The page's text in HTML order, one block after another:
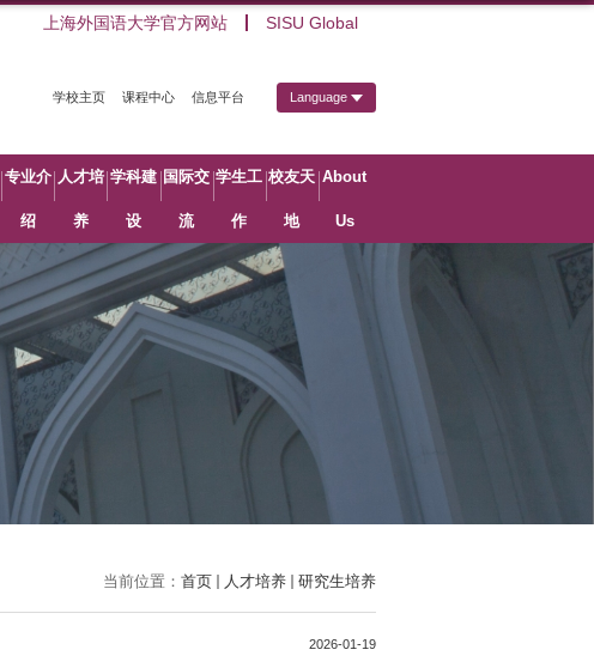
上海外国语大学官方网站 SISU Global
学校主页 课程中心 信息平台 Language
专业介
绍
人才培
养
学科建
设
国际交
流
学生工
作
校友天
地
About
Us
当前位置： 首页 人才培养 研究生培养
2026-01-19